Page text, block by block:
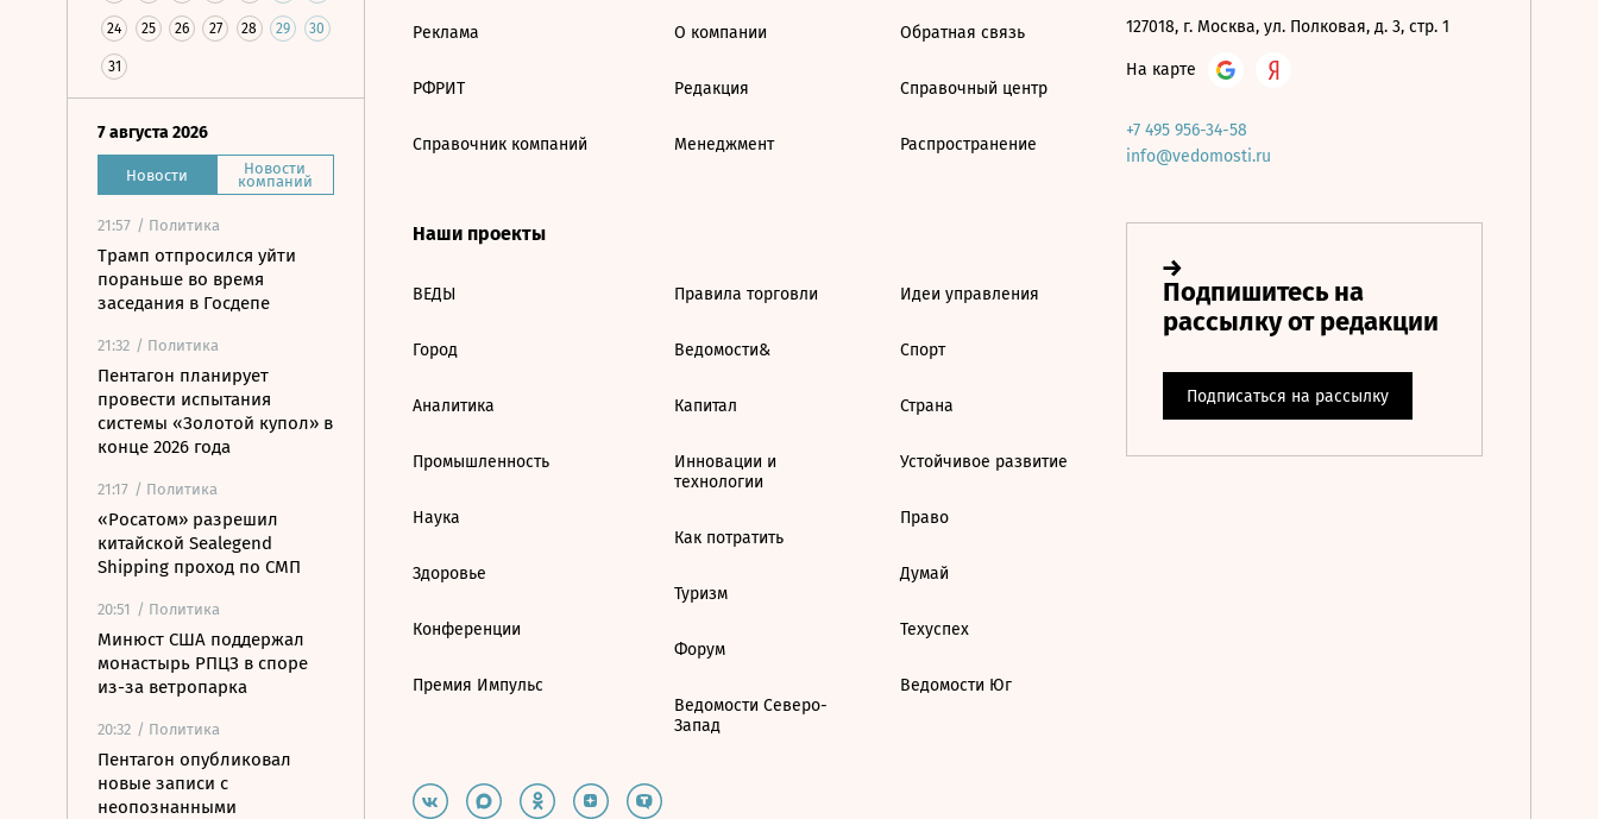
24 25 26 27 28 29 30
31
7 августа 2026
Новости Новости
компаний
21:57 / Политика
Трамп отпросился уйти
пораньше во время
заседания в Госдепе
21:32 / Политика
Пентагон планирует
провести испытания
системы «Золотой купол» в
конце 2026 года
21:17 / Политика
«Росатом» разрешил
китайской Sealegend
Shipping проход по СМП
20:51 / Политика
Минюст США поддержал
монастырь РПЦЗ в споре
из-за ветропарка
20:32 / Политика
Пентагон опубликовал
новые записи с
неопознанными
Реклама
РФРИТ
Справочник компаний
О компании
Редакция
Менеджмент
Обратная связь
Справочный центр
Распространение
Наши проекты
ВЕДЫ
Город
Аналитика
Промышленность
Наука
Здоровье
Конференции
Премия Импульс
Правила торговли
Ведомости&
Капитал
Инновации и
технологии
Как потратить
Туризм
Форум
Ведомости Северо-
Запад
Идеи управления
Спорт
Страна
Устойчивое развитие
Право
Думай
Техуспех
Ведомости Юг
127018, г. Москва, ул. Полковая, д. 3, стр. 1
На карте
+7 495 956-34-58
info@vedomosti.ru